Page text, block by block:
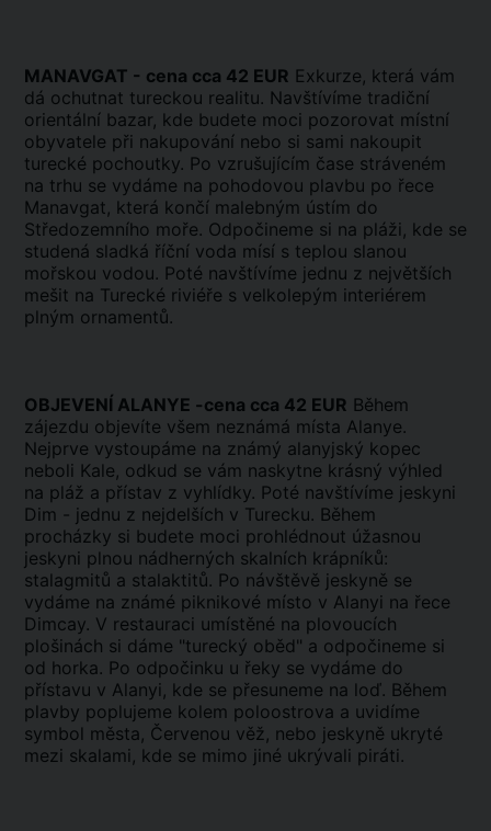
MANAVGAT - cena cca 42 EUR Exkurze, která vám
dá ochutnat tureckou realitu. Navštívíme tradiční
orientální bazar, kde budete moci pozorovat místní
obyvatele při nakupování nebo si sami nakoupit
turecké pochoutky. Po vzrušujícím čase stráveném
na trhu se vydáme na pohodovou plavbu po řece
Manavgat, která končí malebným ústím do
Středozemního moře. Odpočineme si na pláži, kde se
studená sladká říční voda mísí s teplou slanou
mořskou vodou. Poté navštívíme jednu z největších
mešit na Turecké riviéře s velkolepým interiérem
plným ornamentů.
OBJEVENÍ ALANYE -cena cca 42 EUR Během
zájezdu objevíte všem neznámá místa Alanye.
Nejprve vystoupáme na známý alanyjský kopec
neboli Kale, odkud se vám naskytne krásný výhled
na pláž a přístav z vyhlídky. Poté navštívíme jeskyni
Dim - jednu z nejdelších v Turecku. Během
procházky si budete moci prohlédnout úžasnou
jeskyni plnou nádherných skalních krápníků:
stalagmitů a stalaktitů. Po návštěvě jeskyně se
vydáme na známé piknikové místo v Alanyi na řece
Dimcay. V restauraci umístěné na plovoucích
plošinách si dáme "turecký oběd" a odpočineme si
od horka. Po odpočinku u řeky se vydáme do
přístavu v Alanyi, kde se přesuneme na loď. Během
plavby poplujeme kolem poloostrova a uvidíme
symbol města, Červenou věž, nebo jeskyně ukryté
mezi skalami, kde se mimo jiné ukrývali piráti.